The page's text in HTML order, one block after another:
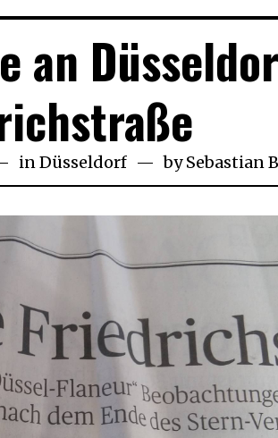
an
inDüsseldorf bySebastian